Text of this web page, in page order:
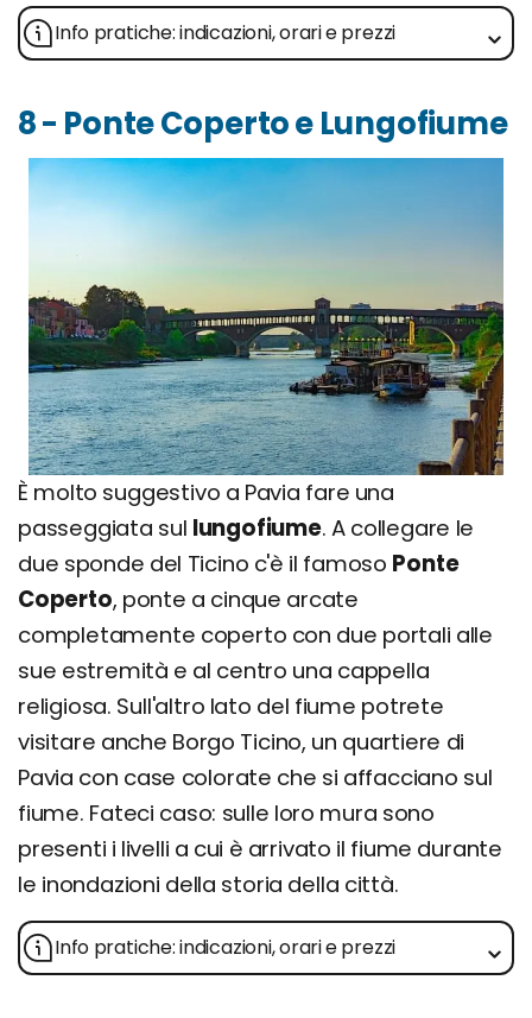
Info pratiche: indicazioni, orari e prezzi
8 - Ponte Coperto e Lungofiume
È molto suggestivo a Pavia fare una
passeggiata sul lungofiume. A collegare le
due sponde del Ticino c'è il famoso Ponte
Coperto, ponte a cinque arcate
completamente coperto con due portali alle
sue estremità e al centro una cappella
religiosa. Sull'altro lato del fiume potrete
visitare anche Borgo Ticino, un quartiere di
Pavia con case colorate che si affacciano sul
fiume. Fateci caso: sulle loro mura sono
presenti i livelli a cui è arrivato il fiume durante
le inondazioni della storia della città.
Info pratiche: indicazioni, orari e prezzi